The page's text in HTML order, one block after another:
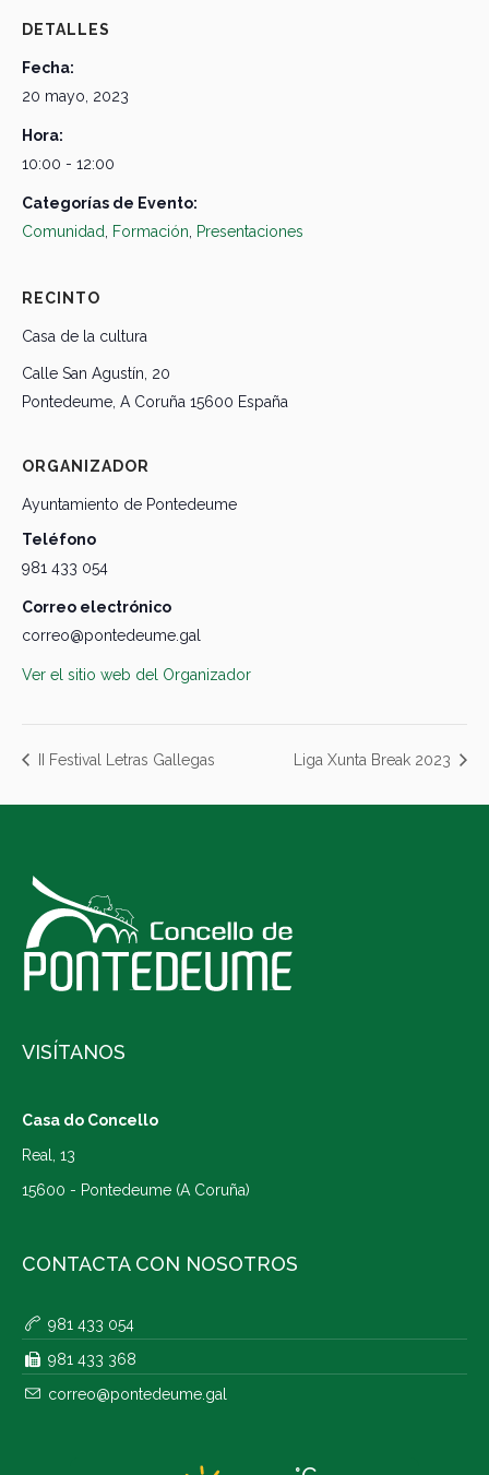
DETALLES
Fecha:
20 mayo, 2023
Hora:
10:00 - 12:00
Categorías de Evento:
Comunidad
Formación Presentaciones
RECINTO
Casa de la cultura
Calle San Agustín, 20
Pontedeume A Coruña 15600 España
ORGANIZADOR
Ayuntamiento de Pontedeume
Teléfono
981 433 054
Correo electrónico
correo@pontedeume.gal
Ver el sitio web del Organizador
II Festival Letras Gallegas Liga Xunta Break 2023
VISÍTANOS
Casa do Concello
Real, 13
15600 - Pontedeume (A Coruña)
CONTACTA CON NOSOTROS
981 433 054
981 433 368
correo@pontedeume.gal